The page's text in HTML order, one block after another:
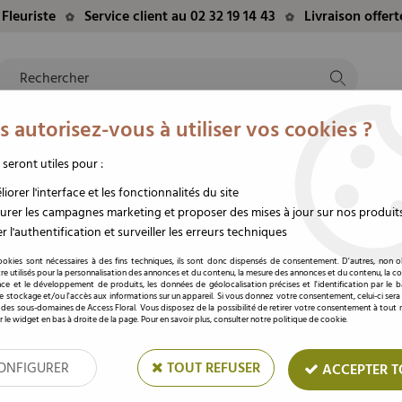
Service client au 02 32 19 14 43 Livraison
EVÈNEMENTS
DU MOMENT
FLEURS/PLANTES DEUIL
Pic Bois Crayon 8,5
Soyez le premier à donner votre
Prix : Connectez-
Réf. :18NG1367
Pic en bois pour la décoration de
autorisez-vous à utiliser vos cookies ?
seront utiles pour :
l'interface et les fonctionnalités du site
les campagnes marketing et proposer des mises à jour sur nos
l'authentification et surveiller les erreurs techniques
sont nécessaires à des fins techniques, ils sont donc dispensés de consentement. D'autres, non
utilisés pour la personnalisation des annonces et du contenu, la mesure des annonces et du contenu, la
et le développement de produits, les données de géolocalisation précises et l'identification par le
stockage et/ou l'accès aux informations sur un appareil. Si vous donnez votre consentement, celui-ci
des sous-domaines de Access Floral. Vous disposez de la possibilité de retirer votre consentement à tout
le widget en bas à droite de la page. Pour en savoir plus, consulter notre politique de cookie.
TOUT REFUSER ACCEPTER